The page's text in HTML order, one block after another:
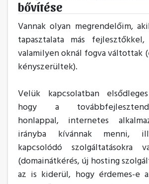
bővítése
Vannak olyan megrendelőim,
tapasztalata más
valamilyen oknál fogva váltottak
kényszerültek).
Velük kapcsolatban
hogy a
honlappal, internetes
irányba kívánnak menni,
kapcsolódó szolgáltatásokra
(domainátkérés, új hosting
az is kiderül, hogy érdemes-e